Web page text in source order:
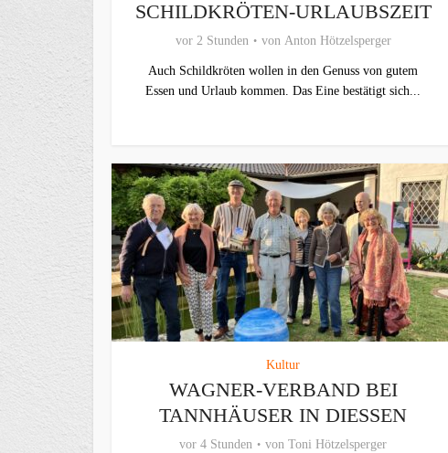
SCHILDKRÖTEN-URLAUBSZEIT
vor 2 Stunden von Anton Hötzelsperger
Auch Schildkröten wollen in den Genuss von gutem
Essen und Urlaub kommen. Das Eine bestätigt sich...
Kultur
WAGNER-VERBAND BEI
TANNHÄUSER IN DIESSEN
vor 4 Stunden von Toni Hötzelsperger